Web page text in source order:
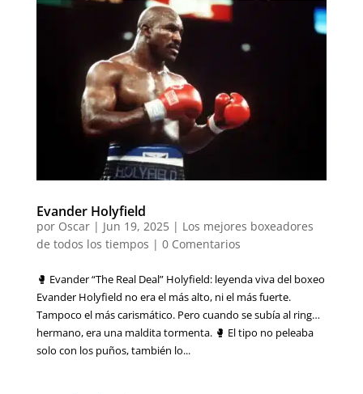
Evander Holyfield
por Oscar| Jun 19, 2025| Los mejores boxeadores
de todos los tiempos | 0 Comentarios
🥊 Evander “The Real Deal” Holyfield: leyenda viva del boxeo
Evander Holyfield no era el más alto, ni el más fuerte.
Tampoco el más carismático. Pero cuando se subía al ring…
hermano, era una maldita tormenta. 🥊 El tipo no peleaba
solo con los puños, también lo...